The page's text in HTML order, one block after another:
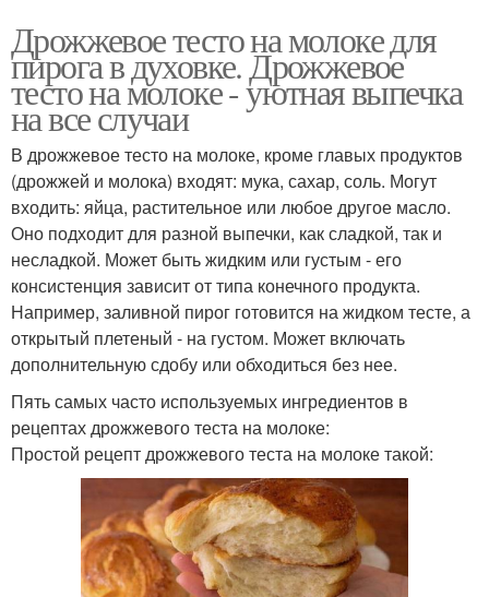
Дрожжевое тесто на молоке для
пирога в духовке. Дрожжевое
тесто на молоке - уютная выпечка
на все случаи
В дрожжевое тесто на молоке, кроме главых продуктов
(дрожжей и молока) входят: мука, сахар, соль. Могут
входить: яйца, растительное или любое другое масло.
Оно подходит для разной выпечки, как сладкой, так и
несладкой. Может быть жидким или густым - его
консистенция зависит от типа конечного продукта.
Например, заливной пирог готовится на жидком тесте, а
открытый плетеный - на густом. Может включать
дополнительную сдобу или обходиться без нее.
Пять самых часто используемых ингредиентов в
рецептах дрожжевого теста на молоке:
Простой рецепт дрожжевого теста на молоке такой: